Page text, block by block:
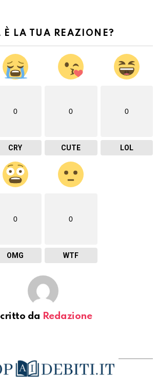
È LA TUA REAZIONE?
0
CRY
0
CUTE
0
LOL
0
OMG
0
WTF
da Redazione